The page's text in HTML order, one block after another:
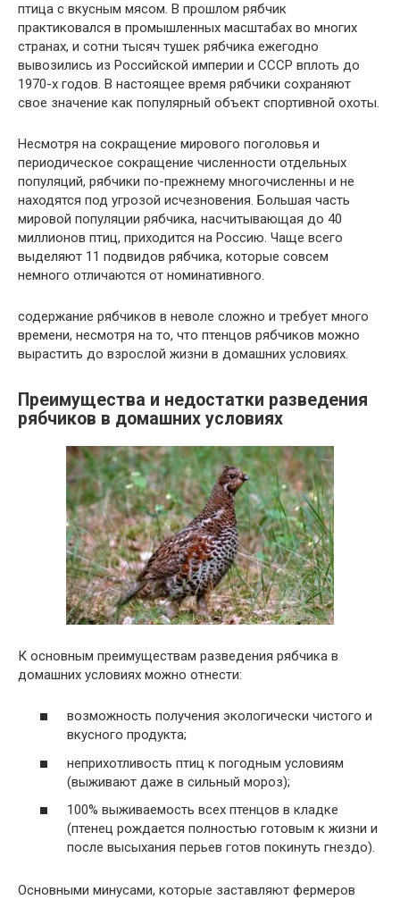
птица с вкусным мясом. В прошлом рябчик
практиковался в промышленных масштабах во многих
странах, и сотни тысяч тушек рябчика ежегодно
вывозились из Российской империи и СССР вплоть до
1970-х годов. В настоящее время рябчики сохраняют
свое значение как популярный объект спортивной охоты.
Несмотря на сокращение мирового поголовья и
периодическое сокращение численности отдельных
популяций, рябчики по-прежнему многочисленны и не
находятся под угрозой исчезновения. Большая часть
мировой популяции рябчика, насчитывающая до 40
миллионов птиц, приходится на Россию. Чаще всего
выделяют 11 подвидов рябчика, которые совсем
немного отличаются от номинативного.
содержание рябчиков в неволе сложно и требует много
времени, несмотря на то, что птенцов рябчиков можно
вырастить до взрослой жизни в домашних условиях.
Преимущества и недостатки разведения
рябчиков в домашних условиях
К основным преимуществам разведения рябчика в
домашних условиях можно отнести:
возможность получения экологически чистого и
вкусного продукта;
неприхотливость птиц к погодным условиям
(выживают даже в сильный мороз);
100% выживаемость всех птенцов в кладке
(птенец рождается полностью готовым к жизни и
после высыхания перьев готов покинуть гнездо).
Основными минусами, которые заставляют фермеров